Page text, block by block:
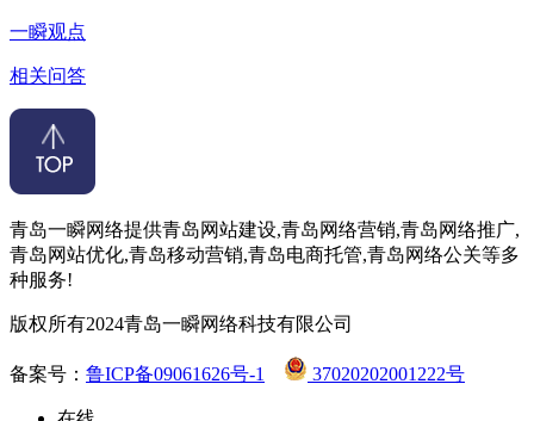
一瞬观点
相关问答
青岛一瞬网络提供青岛网站建设,青岛网络营销,青岛网络推广,
青岛网站优化,青岛移动营销,青岛电商托管,青岛网络公关等多
种服务!
版权所有2024青岛一瞬网络科技有限公司
备案号： 鲁ICP备09061626号-1 37020202001222号